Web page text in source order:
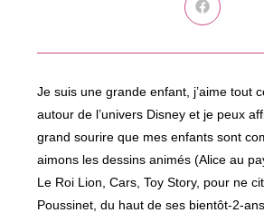
Ouvrir
dans
autre
Je suis une grande enfant, j’aime tout
autour de l’univers Disney et je peux
grand sourire que mes enfants sont
aimons les dessins animés (Alice au
Le Roi Lion, Cars, Toy Story, pour ne
Poussinet, du haut de ses bientôt-2-